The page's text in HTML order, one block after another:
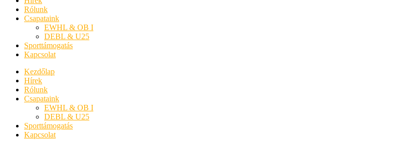
Rólunk
Csapataink
EWHL & OB I
DEBL & U25
Sporttámogatás
Kapcsolat
Kezdőlap
Hírek
Rólunk
Csapataink
EWHL & OB I
DEBL & U25
Sporttámogatás
Kapcsolat